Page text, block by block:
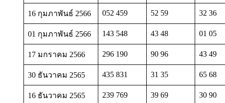
16 กุมภาพันธ์ 2566 052 459 52 59 32 36
01 กุมภาพันธ์ 2566 143 548 43 48 01 05
17 มกราคม 2566 296 190 90 96 43 49
30 ธันวาคม 2565 435 831 31 35 65 68
16 ธันวาคม 2565 239 769 39 69 30 90